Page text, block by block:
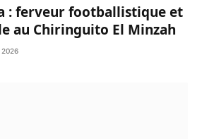
: ferveur footballistique et
au Chiringuito El Minzah
2026